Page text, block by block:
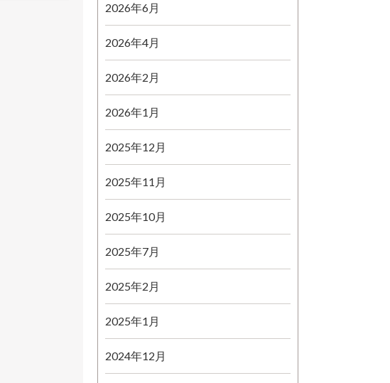
2026年6月
2026年4月
2026年2月
2026年1月
2025年12月
2025年11月
2025年10月
2025年7月
2025年2月
2025年1月
2024年12月